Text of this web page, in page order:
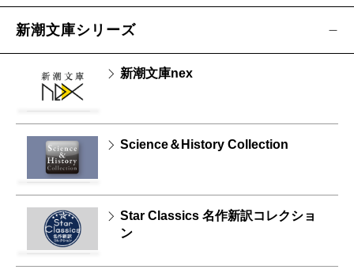
新潮文庫シリーズ
新潮文庫nex
Science＆History Collection
Star Classics 名作新訳コレクショ
ン